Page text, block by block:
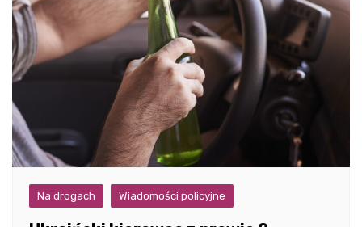
Na drogach Wiadomości policyjne